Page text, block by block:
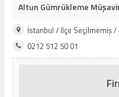
Altun Gümrükleme
İstanbul / İlçe Seçilmemiş
0212 512 50 01